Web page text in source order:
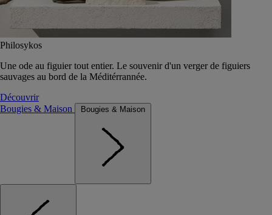
Philosykos
Une ode au figuier tout entier. Le souvenir d'un verger de figuiers
sauvages au bord de la Méditérrannée.
Découvrir
Bougies & Maison
Bougies & Maison